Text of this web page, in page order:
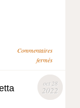
Commentaires
fermés
oct 28
2022